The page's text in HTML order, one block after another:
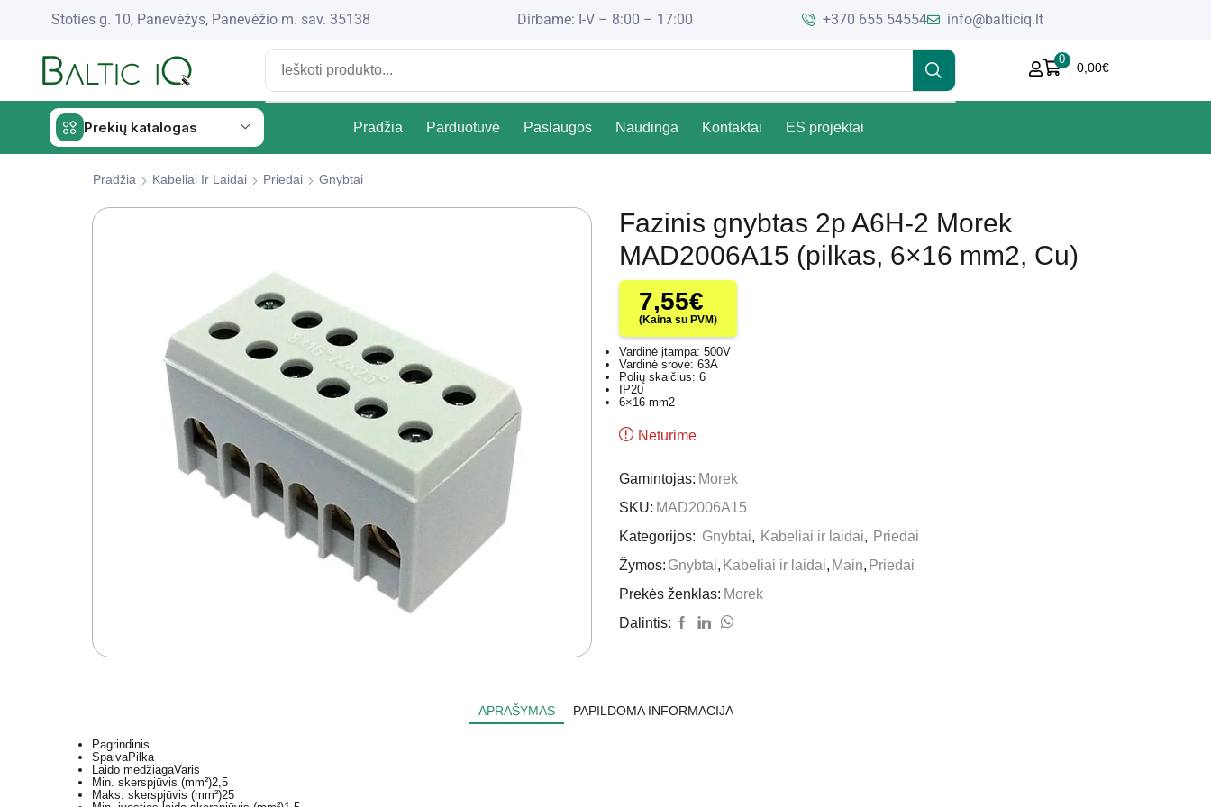
Stoties g. 10, Panevėžys, Panevėžio m. sav. 35138 Dirbame: I-V – 8:00 – 17:00 +370 655 54554 info@balticiq.lt
0
0,00€
Prekių katalogas Pradžia Parduotuvė Paslaugos Naudinga Kontaktai ES projektai
Pradžia Kabeliai Ir Laidai Priedai Gnybtai
Fazinis gnybtas 2p A6H-2 Morek
MAD2006A15 (pilkas, 6×16 mm2, Cu)
7,55€
(Kaina su PVM)
Vardinė įtampa: 500V
Vardinė srovė: 63A
Polių skaičius: 6
IP20
6×16 mm2
Neturime
Gamintojas: Morek
SKU: MAD2006A15
Kategorijos: Gnybtai, Kabeliai ir laidai, Priedai
Žymos: Gnybtai, Kabeliai ir laidai, Main, Priedai
Prekės ženklas: Morek
Dalintis:
APRAŠYMAS PAPILDOMA INFORMACIJA
Pagrindinis
SpalvaPilka
Laido medžiagaVaris
Min. skerspjūvis (mm²)2,5
Maks. skerspjūvis (mm²)25